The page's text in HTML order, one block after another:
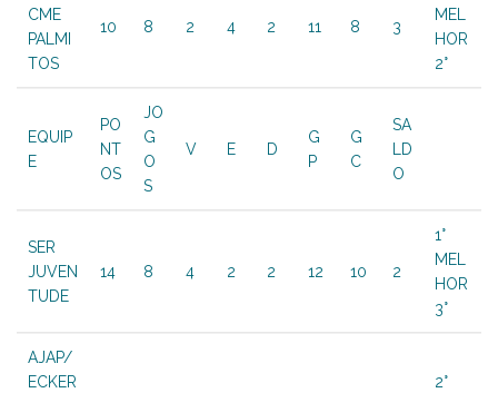
CME
PALMI
TOS
10 8 2 4 2 11 8 3
MEL
HOR
2°
EQUIP
E
PO
NT
OS
JO
G
O
S
V E D
G
P
G
C
SA
LD
O
SER
JUVEN
TUDE
14 8 4 2 2 12 10 2
1°
MEL
HOR
3°
AJAP/
ECKER
2°